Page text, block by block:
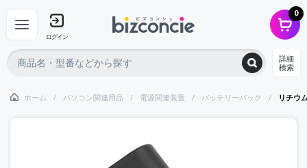
ログイン
0
詳細
検索
ホーム パソコン関連用品 電源関連装置 バッテリーパック リチウ